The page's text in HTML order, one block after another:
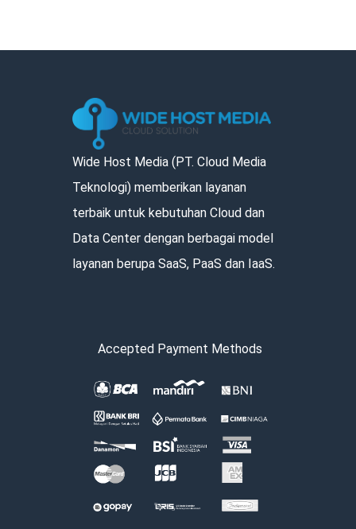
Wide Host Media (PT. Cloud Media
Teknologi) memberikan layanan
terbaik untuk kebutuhan Cloud dan
Data Center dengan berbagai model
layanan berupa SaaS, PaaS dan IaaS.
Accepted Payment Methods